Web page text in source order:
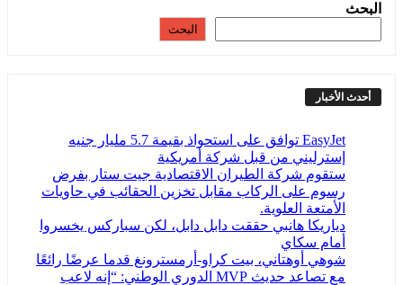
الأخبار
EasyJet توافق على استحواذ بقيمة 5.7 مليار جنيه
إسترليني من قبل شركة أمريكية
ستقوم شركة الطيران الاقتصادية جيت ستار بفرض
رسوم على الركاب مقابل تخزين الحقائب في حاويات
الأمتعة العلوية.
دياريكا هانبي حققت دابل دابل، لكن سباركس يخسروا
أمام سكاي
شوهي أوهتاني، بيت كراو-أرمسترونغ قدما عرضًا رائعًا
مع تصاعد حديث MVP الدوري الوطني: “إنه لاعب